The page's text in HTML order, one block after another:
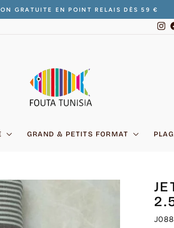
Diaporama
GRATUITE EN POINT RELAIS DÈS 59 €
GRAND & PETITS FORMAT
J088